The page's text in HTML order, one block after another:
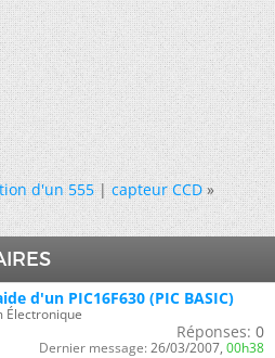
d'un 555|capteur CCD »
d'un PIC16F630 (PIC BASIC)
Électronique
Réponses: 0
Dernier message: 26/03/2007, 00h38